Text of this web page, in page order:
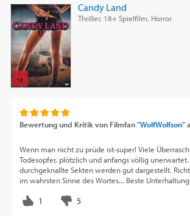
Candy Land
Thriller, 18+ Spielfilm, Horror
Bewertung und Kritik von Filmfan "WolfWolfson"
Wenn man nicht zu prüde ist-super! Viele
Todesopfer, plötzlich und anfangs völlig
durchgeknallte Sekten werden gut dargestellt.
im wahrsten Sinne des Wortes... Beste Unterhaltung!